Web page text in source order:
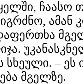
ჩაასო
ამან
სხეული. – ეს
მგელზე.